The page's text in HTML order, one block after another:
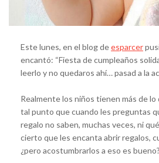
Este lunes, en el blog deesparcer
encantó: “Fiesta de cumpleaños
leerlo y no quedaros ahí… pasad a la
Realmente los niños tienen más de
tal punto que cuando les preguntas
regalo no saben, muchas veces, ni
cierto que les encanta abrir regalos,
¿pero acostumbrarlos a eso es bueno?